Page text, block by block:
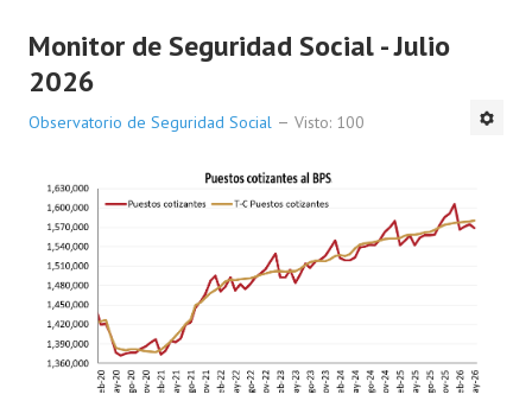
Monitor de Seguridad Social - Julio
2026
Observatorio de Seguridad Social Visto: 100